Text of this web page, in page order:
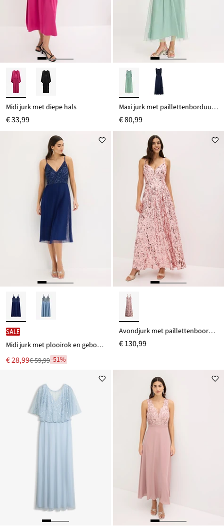
Midi jurk met diepe hals
€ 33,99
Maxi jurk met paillettenborduurwerk
€ 80,99
SALE
Midi jurk met plooirok en geborduurde pailletten
Nu
voor
€ 28,99
Van € 59,99-51%
Avondjurk met paillettenboorduursel
€ 130,99